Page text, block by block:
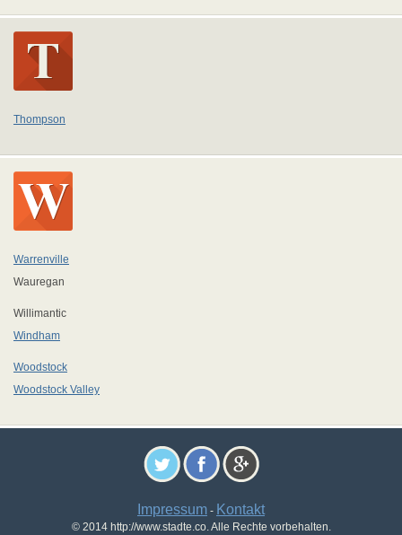
Thompson
Warrenville
Wauregan
Willimantic
Windham
Woodstock
Woodstock Valley
Impressum - Kontakt
© 2014 http://www.stadte.co. Alle Rechte vorbehalten.